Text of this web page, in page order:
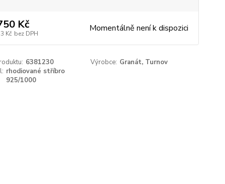
Kč
Kč bez DPH Momentálně není k dispozici
6381230 Výrobce: Granát, Turnov
rhodiované stříbro
925/1000